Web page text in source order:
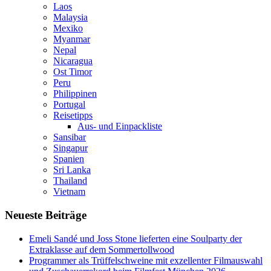
Laos
Malaysia
Mexiko
Myanmar
Nepal
Nicaragua
Ost Timor
Peru
Philippinen
Portugal
Reisetipps
Aus- und Einpackliste
Sansibar
Singapur
Spanien
Sri Lanka
Thailand
Vietnam
Neueste Beiträge
Emeli Sandé und Joss Stone lieferten eine Soulparty der
Extraklasse auf dem Sommertollwood
Programmer als Trüffelschweine mit exzellenter Filmauswahl